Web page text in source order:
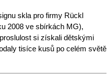
skla pro firmy Rückl
2008 ve sbírkách MG),
si získali dětskými
tisíce kusů po celém světě